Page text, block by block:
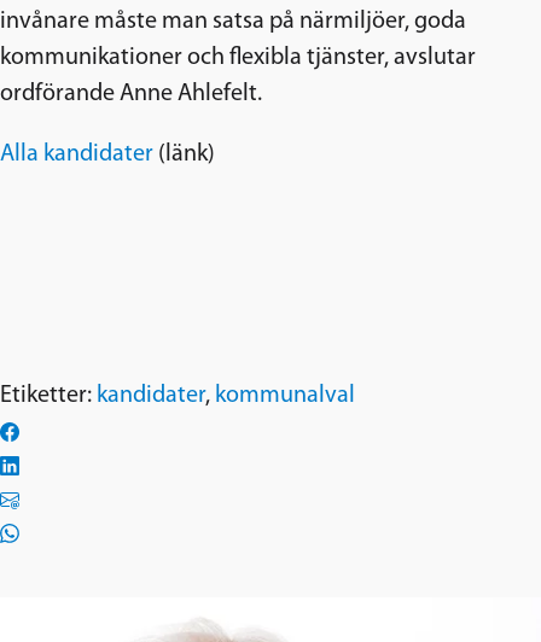
invånare måste man satsa på närmiljöer, goda
kommunikationer och flexibla tjänster, avslutar
ordförande Anne Ahlefelt.
Alla kandidater (länk)
Etiketter: kandidater, kommunalval